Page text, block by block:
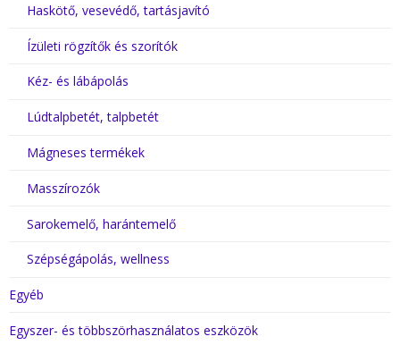
Haskötő, vesevédő, tartásjavító
Ízületi rögzítők és szorítók
Kéz- és lábápolás
Lúdtalpbetét, talpbetét
Mágneses termékek
Masszírozók
Sarokemelő, harántemelő
Szépségápolás, wellness
Egyéb
Egyszer- és többszörhasználatos eszközök